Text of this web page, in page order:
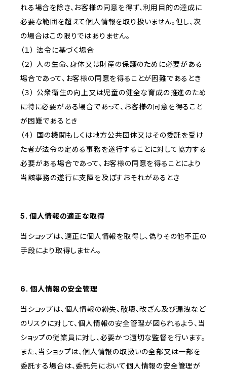
れる場合を除き、お客様の同意を得ず、利用目的の達成に
必要な範囲を超えて個人情報を取り扱いません。但し、次
の場合はこの限りではありません。
（１） 法令に基づく場合
（２） 人の生命、身体又は財産の保護のために必要がある
場合であって、お客様の同意を得ることが困難であるとき
（３） 公衆衛生の向上又は児童の健全な育成の推進のため
に特に必要がある場合であって、お客様の同意を得ること
が困難であるとき
（４） 国の機関もしくは地方公共団体又はその委託を受け
た者が法令の定める事務を遂行することに対して協力する
必要がある場合であって、お客様の同意を得ることにより
当該事務の遂行に支障を及ぼすおそれがあるとき
5. 個人情報の適正な取得
当ショップは、適正に個人情報を取得し、偽りその他不正の
手段により取得しません。
6. 個人情報の安全管理
当ショップは、個人情報の紛失、破壊、改ざん及び漏洩など
のリスクに対して、個人情報の安全管理が図られるよう、当
ショップの従業員に対し、必要かつ適切な監督を行います。
また、当ショップは、個人情報の取扱いの全部又は一部を
委託する場合は、委託先において個人情報の安全管理が